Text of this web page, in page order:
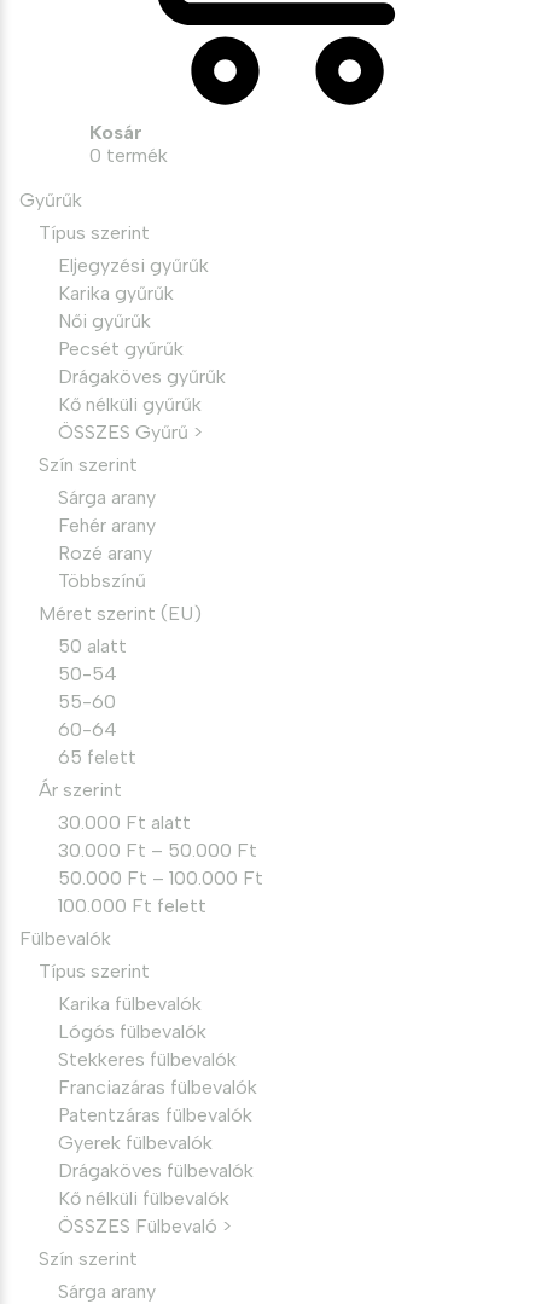
Kosár
0 termék
Gyűrűk
Típus szerint
Eljegyzési gyűrűk
Karika gyűrűk
Női gyűrűk
Pecsét gyűrűk
Drágaköves gyűrűk
Kő nélküli gyűrűk
ÖSSZES Gyűrű >
Szín szerint
Sárga arany
Fehér arany
Rozé arany
Többszínű
Méret szerint (EU)
50 alatt
50-54
55-60
60-64
65 felett
Ár szerint
30.000 Ft alatt
30.000 Ft – 50.000 Ft
50.000 Ft – 100.000 Ft
100.000 Ft felett
Fülbevalók
Típus szerint
Karika fülbevalók
Lógós fülbevalók
Stekkeres fülbevalók
Franciazáras fülbevalók
Patentzáras fülbevalók
Gyerek fülbevalók
Drágaköves fülbevalók
Kő nélküli fülbevalók
ÖSSZES Fülbevaló >
Szín szerint
Sárga arany